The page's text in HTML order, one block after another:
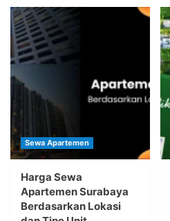
Sewa Apartemen
Harga Sewa
Apartemen Surabaya
Berdasarkan Lokasi